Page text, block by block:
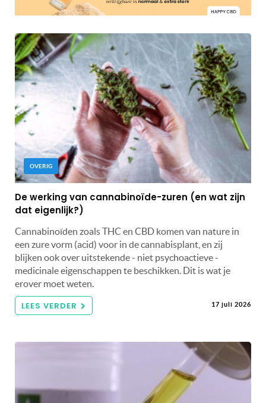
OVERIG
De werking van cannabinoïde-zuren (en wat zijn
dat eigenlijk?)
Cannabinoïden zoals THC en CBD komen van nature in
een zure vorm (acid) voor in de cannabisplant, en zij
blijken ook over uitstekende - niet psychoactieve -
medicinale eigenschappen te beschikken. Dit is wat je
erover moet weten.
LEES VERDER 17 juli 2026